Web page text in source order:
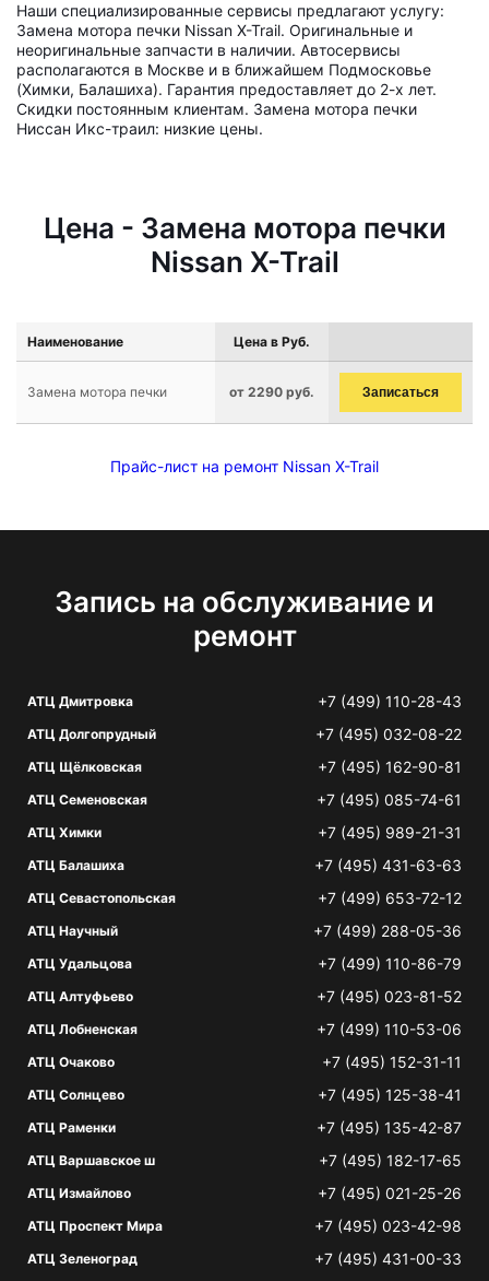
Наши специализированные сервисы предлагают услугу:
Замена мотора печки Nissan X-Trail. Оригинальные и
неоригинальные запчасти в наличии. Автосервисы
располагаются в Москве и в ближайшем Подмосковье
(Химки, Балашиха). Гарантия предоставляет до 2-х лет.
Скидки постоянным клиентам. Замена мотора печки
Ниссан Икс-траил: низкие цены.
Цена - Замена мотора печки
Nissan X-Trail
Наименование Цена в Руб.
Замена мотора печки от 2290 руб. Записаться
Прайс-лист на ремонт Nissan X-Trail
Запись на обслуживание и
ремонт
АТЦ Дмитровка +7 (499) 110-28-43
АТЦ Долгопрудный +7 (495) 032-08-22
АТЦ Щёлковская +7 (495) 162-90-81
АТЦ Семеновская +7 (495) 085-74-61
АТЦ Химки +7 (495) 989-21-31
АТЦ Балашиха +7 (495) 431-63-63
АТЦ Севастопольская +7 (499) 653-72-12
АТЦ Научный +7 (499) 288-05-36
АТЦ Удальцова +7 (499) 110-86-79
АТЦ Алтуфьево +7 (495) 023-81-52
АТЦ Лобненская +7 (499) 110-53-06
АТЦ Очаково +7 (495) 152-31-11
АТЦ Солнцево +7 (495) 125-38-41
АТЦ Раменки +7 (495) 135-42-87
АТЦ Варшавское ш +7 (495) 182-17-65
АТЦ Измайлово +7 (495) 021-25-26
АТЦ Проспект Мира +7 (495) 023-42-98
АТЦ Зеленоград +7 (495) 431-00-33